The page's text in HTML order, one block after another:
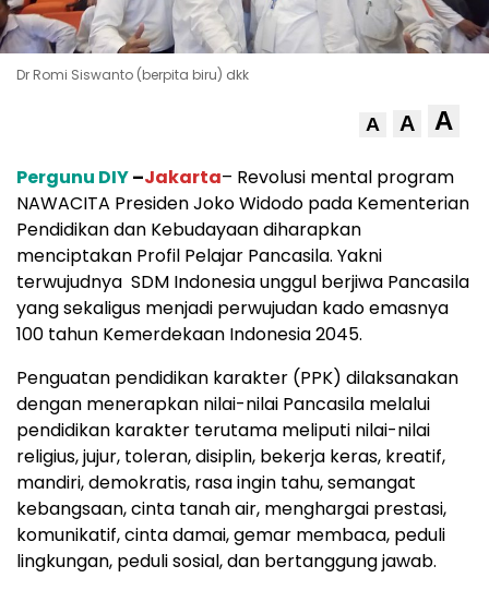
Dr Romi Siswanto (berpita biru) dkk
A A A
Pergunu DIY–Jakarta– Revolusi mental program
NAWACITA Presiden Joko Widodo pada Kementerian
Pendidikan dan Kebudayaan diharapkan
menciptakan Profil Pelajar Pancasila. Yakni
terwujudnya SDM Indonesia unggul berjiwa Pancasila
yang sekaligus menjadi perwujudan kado emasnya
100 tahun Kemerdekaan Indonesia 2045.
Penguatan pendidikan karakter (PPK) dilaksanakan
dengan menerapkan nilai-nilai Pancasila melalui
pendidikan karakter terutama meliputi nilai-nilai
religius, jujur, toleran, disiplin, bekerja keras, kreatif,
mandiri, demokratis, rasa ingin tahu, semangat
kebangsaan, cinta tanah air, menghargai prestasi,
komunikatif, cinta damai, gemar membaca, peduli
lingkungan, peduli sosial, dan bertanggung jawab.